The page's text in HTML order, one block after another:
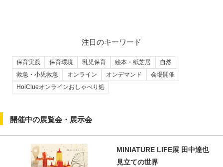
注目のキーワード
保育実践 保育環境 乳児保育 絵本・紙芝居
自然
救急・小児救急
オンライン オンデマンド
会場開催
HoiClueオンラインおしゃべり処
開催中の展覧会・展示会
MINIATURE LIFE展 田中達也
見立ての世界